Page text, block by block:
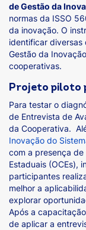
de Gestão da
normas da ISSO
da inovação. O
identificar diversas
Gestão da
cooperativas.
Projeto piloto
Para testar o
de Entrevista de
da Cooperativa.
Inovação do
com a presença
Estaduais (OCEs),
participantes
melhor a
explorar
Após a
de aplicar a